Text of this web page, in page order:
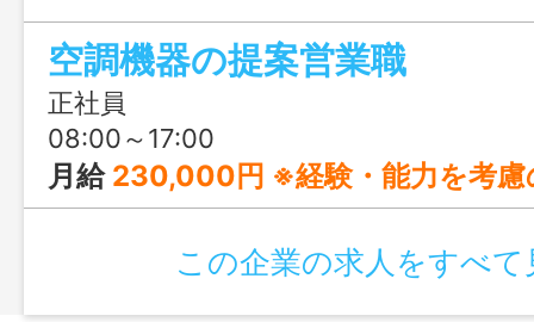
みも大歓迎、まずはじょぶる山口までお
ださい。
空調機器の提案営業職
正社員
08:00～17:00
月給 230,000円 ※経験・能力を考慮の上、会社規定により決定します。 ※経験者・
この企業の求人をすべて